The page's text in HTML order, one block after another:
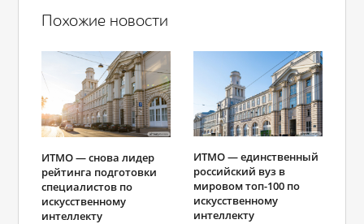
Похожие новости
ИТМО — снова лидер
рейтинга подготовки
специалистов по
искусственному
интеллекту
ИТМО — единственный
российский вуз в
мировом топ-100 по
искусственному
интеллекту